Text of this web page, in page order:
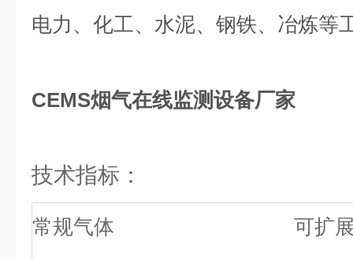
电力、化工、水泥、钢铁、冶炼等
CEMS烟气在线监测设备厂家
技术指标：
常规气体
可扩